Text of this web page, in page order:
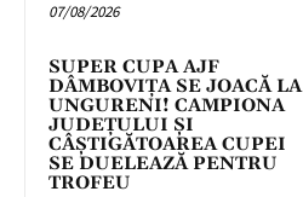
07/08/2026
SUPER CUPA AJF
DÂMBOVIȚA SE JOACĂ LA
UNGURENI! CAMPIONA
JUDEȚULUI ȘI
CÂȘTIGĂTOAREA CUPEI
SE DUELEAZĂ PENTRU
TROFEU